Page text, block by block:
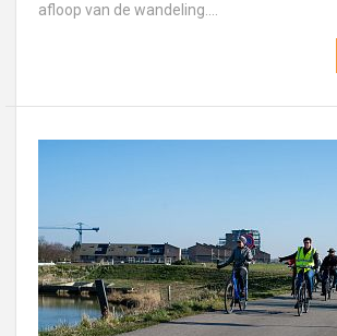
afloop van de wandeling....